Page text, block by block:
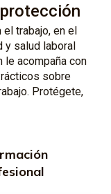
trabajo, en el
y salud laboral
acompaña con
sobre
Protégete,